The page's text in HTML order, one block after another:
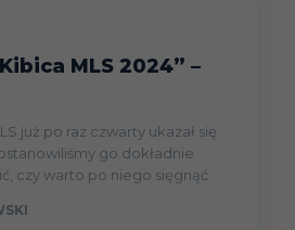
MLS 2024” –
już po raz czwarty ukazał się
go dokładnie
czy warto po niego sięgnąć.